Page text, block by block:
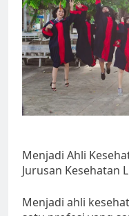
Menjadi Ahli
Jurusan Kesehatan
Menjadi ahli